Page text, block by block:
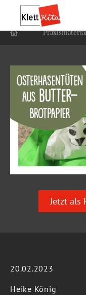
Jetzt als
20.02.2023
Heike König